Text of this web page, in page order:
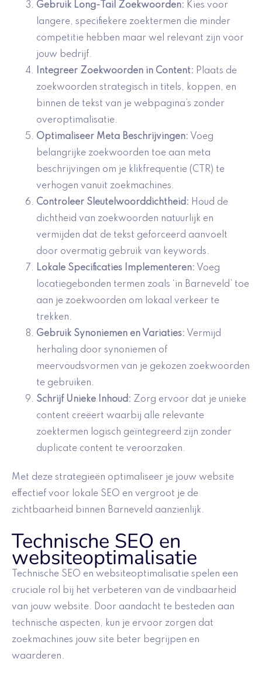
Gebruik Long-Tail Zoekwoorden: Kies voor
langere, specifiekere zoektermen die minder
competitie hebben maar wel relevant zijn voor
jouw bedrijf.
Integreer Zoekwoorden in Content: Plaats de
zoekwoorden strategisch in titels, koppen, en
binnen de tekst van je webpagina’s zonder
overoptimalisatie.
Optimaliseer Meta Beschrijvingen: Voeg
belangrijke zoekwoorden toe aan meta
beschrijvingen om je klikfrequentie (CTR) te
verhogen vanuit zoekmachines.
Controleer Sleutelwoorddichtheid: Houd de
dichtheid van zoekwoorden natuurlijk en
vermijden dat de tekst geforceerd aanvoelt
door overmatig gebruik van keywords.
Lokale Specificaties Implementeren: Voeg
locatiegebonden termen zoals ‘in Barneveld’ toe
aan je zoekwoorden om lokaal verkeer te
trekken.
Gebruik Synoniemen en Variaties: Vermijd
herhaling door synoniemen of
meervoudsvormen van je gekozen zoekwoorden
te gebruiken.
Schrijf Unieke Inhoud: Zorg ervoor dat je unieke
content creëert waarbij alle relevante
zoektermen logisch geïntegreerd zijn zonder
duplicate content te veroorzaken.
Met deze strategieën optimaliseer je jouw website
effectief voor lokale SEO en vergroot je de
zichtbaarheid binnen Barneveld aanzienlijk.
Technische SEO en
websiteoptimalisatie
Technische SEO en websiteoptimalisatie spelen een
cruciale rol bij het verbeteren van de vindbaarheid
van jouw website. Door aandacht te besteden aan
technische aspecten, kun je ervoor zorgen dat
zoekmachines jouw site beter begrijpen en
waarderen.